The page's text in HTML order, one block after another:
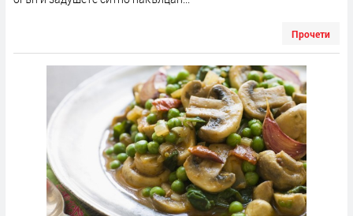
Прочети